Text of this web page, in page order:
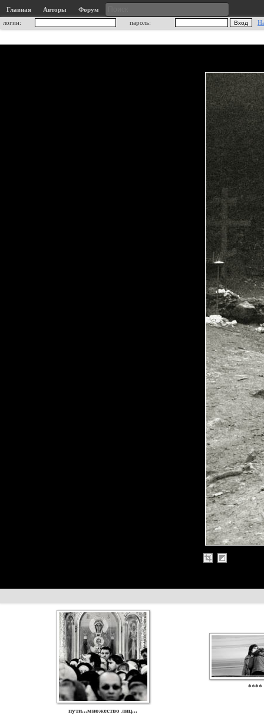
Главная Авторы
Форум
логин:
пароль:
пути...множество лиц...
****